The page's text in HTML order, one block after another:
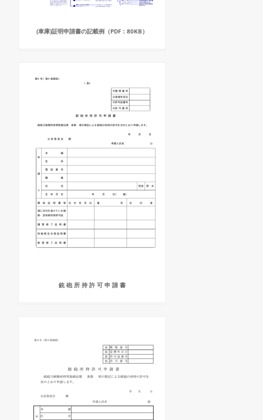
(車庫)証明申請書の記載例（PDF：80KB）
銃 砲 所 持 許 可 申 請 書